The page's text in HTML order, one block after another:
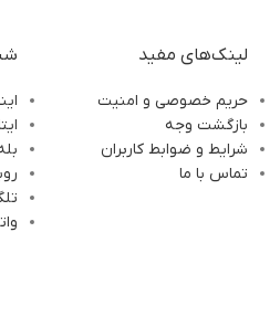
لینک‌های مفید
حریم خصوصی و امنیت
بازگشت وجه
شرایط و ضوابط کاربران
تماس با ما